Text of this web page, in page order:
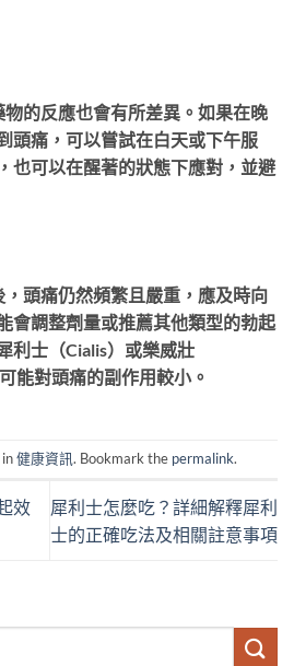
的反應也會有所差異。如果在晚
頭痛，可以嘗試在白天或下午服
也可以在醒著的狀態下應對，並避
頭痛仍然頻繁且嚴重，應及時向
會調整劑量或推薦其他類型的勃起
利士（Cialis）或樂威壯
能對頭痛的副作用較小。
健康資訊. Bookmark the permalink.
效
犀利士怎麼吃？詳細解釋犀利
士的正確吃法及相關註意事項